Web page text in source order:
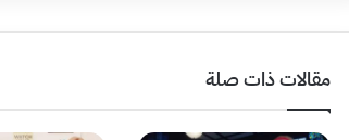
مقالات ذات صلة